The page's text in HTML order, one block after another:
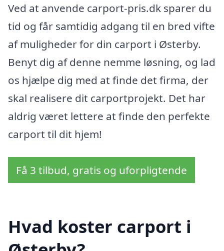
Ved at anvende carport-pris.dk sparer du
tid og får samtidig adgang til en bred vifte
af muligheder for din carport i Østerby.
Benyt dig af denne nemme løsning, og lad
os hjælpe dig med at finde det firma, der
skal realisere dit carportprojekt. Det har
aldrig været lettere at finde den perfekte
carport til dit hjem!
Få 3 tilbud, gratis og uforpligtende
Hvad koster carport i